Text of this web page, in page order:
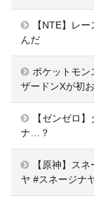
【NTE】レ
んだ
ポケットモン
ザードンXが初
【ゼンゼロ
ナ…？
【原神】ス
ヤ #スネージナ